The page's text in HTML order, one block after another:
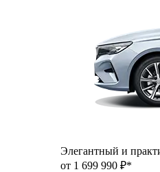
Элегантный и
от 1 699 990 ₽*